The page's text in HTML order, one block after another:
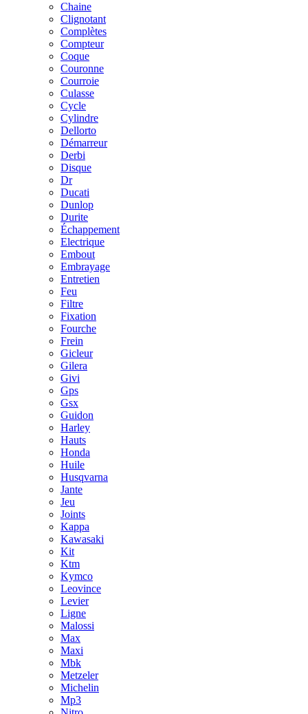
Chaine
Clignotant
Complètes
Compteur
Coque
Couronne
Courroie
Culasse
Cycle
Cylindre
Dellorto
Démarreur
Derbi
Disque
Dr
Ducati
Dunlop
Durite
Échappement
Electrique
Embout
Embrayage
Entretien
Feu
Filtre
Fixation
Fourche
Frein
Gicleur
Gilera
Givi
Gps
Gsx
Guidon
Harley
Hauts
Honda
Huile
Husqvarna
Jante
Jeu
Joints
Kappa
Kawasaki
Kit
Ktm
Kymco
Leovince
Levier
Ligne
Malossi
Max
Maxi
Mbk
Metzeler
Michelin
Mp3